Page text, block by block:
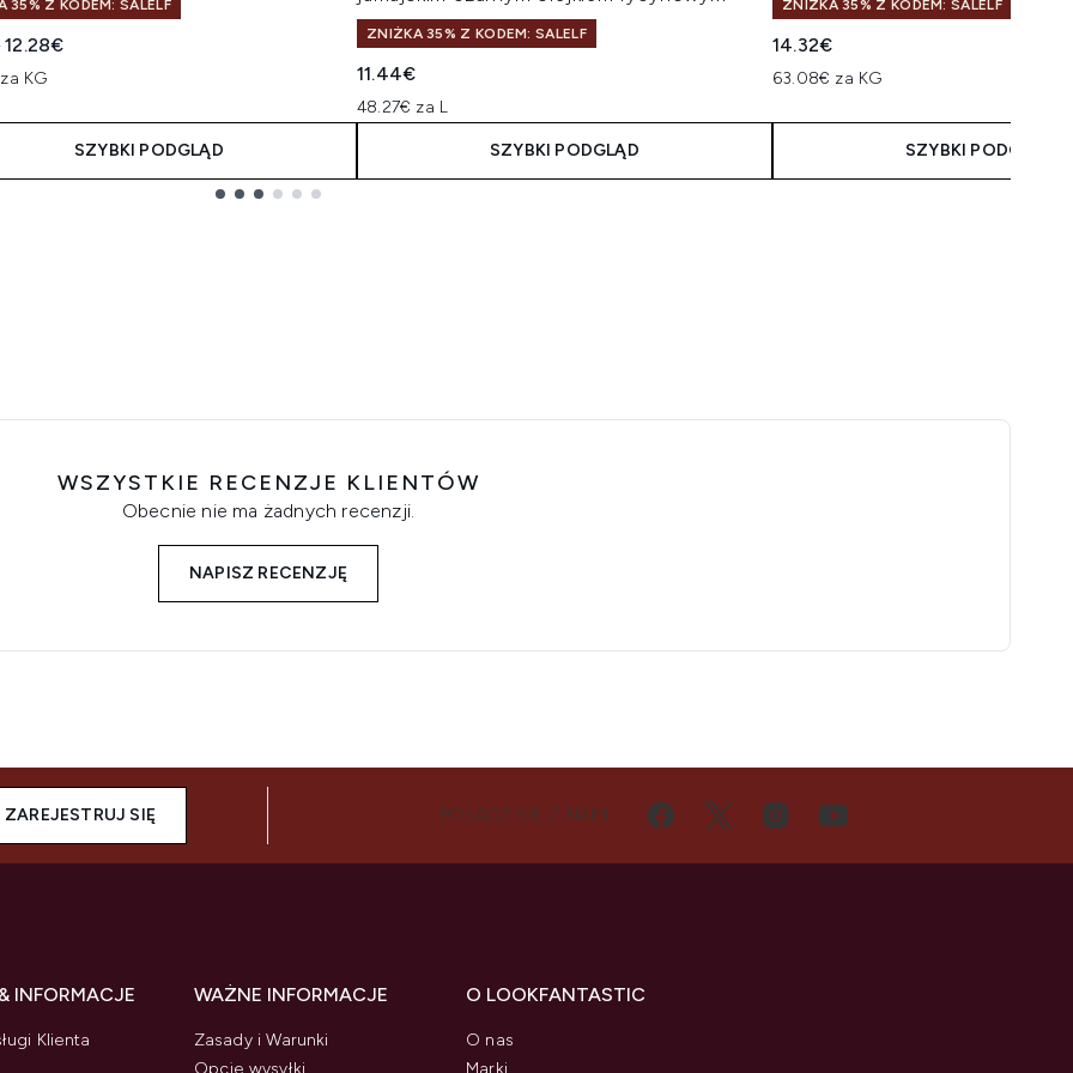
35% Z KODEM: SALELF
cena detaliczna:
Aktualna cena:
12.28€
KG
SZYBKI PODGLĄD
ZNIŻKA 35% Z KODEM: SALELF
11.44€
48.27€ za L
SZYBKI PODGLĄD
ZNIŻKA 35% Z KODEM: SALELF
14.32€
63.08€ za KG
SZYBKI PODGLĄD
WSZYSTKIE RECENZJE KLIENTÓW
Obecnie nie ma żadnych recenzji.
NAPISZ RECENZJĘ
ZAREJESTRUJ SIĘ POŁĄCZ SIĘ Z NAMI
INFORMACJE
Klienta
WAŻNE INFORMACJE
Zasady i Warunki
Opcje wysyłki
O LOOKFANTASTIC
O nas
Marki